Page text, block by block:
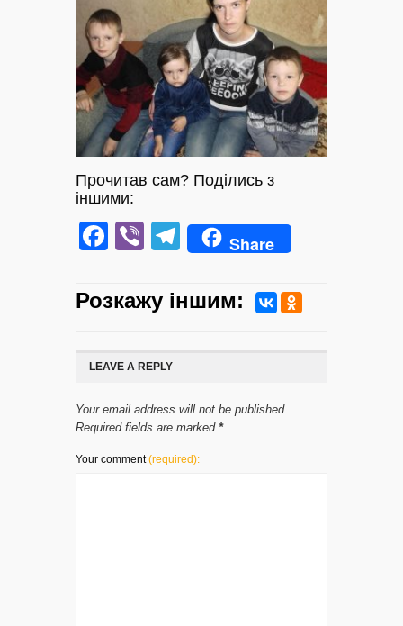
Прочитав сам? Поділись з
іншими:
Facebook
ViberTelegram
Share
Розкажу iншим:
LEAVE A REPLY
Your email address will not be published.
Required fields are marked *
Your comment(required):